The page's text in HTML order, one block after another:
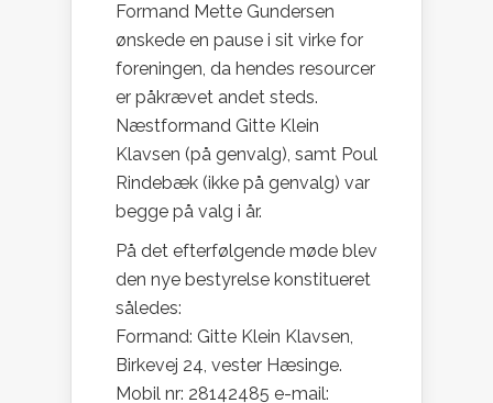
Formand Mette Gundersen
ønskede en pause i sit virke for
foreningen, da hendes resourcer
er påkrævet andet steds.
Næstformand Gitte Klein
Klavsen (på genvalg), samt Poul
Rindebæk (ikke på genvalg) var
begge på valg i år.
På det efterfølgende møde blev
den nye bestyrelse konstitueret
således:
Formand: Gitte Klein Klavsen,
Birkevej 24, vester Hæsinge.
Mobil nr: 28142485 e-mail: